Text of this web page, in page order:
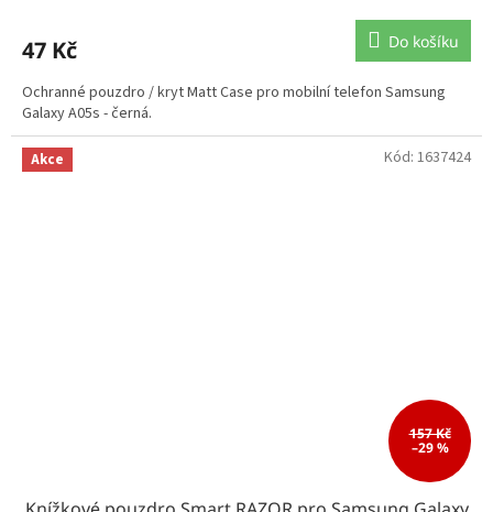
47 Kč Do košíku
Ochranné pouzdro / kryt Matt Case pro mobilní telefon Samsung
Galaxy A05s - černá.
Akce
157 Kč
–29 %
Kód: 1637424